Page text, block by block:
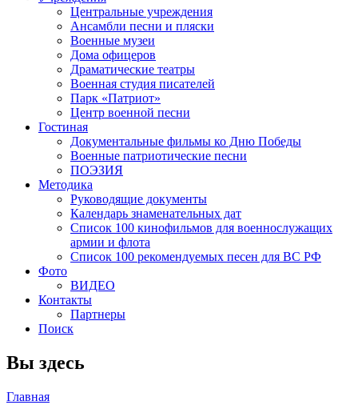
Центральные учреждения
Ансамбли песни и пляски
Военные музеи
Дома офицеров
Драматические театры
Военная студия писателей
Парк «Патриот»
Центр военной песни
Гостиная
Документальные фильмы ко Дню Победы
Военные патриотические песни
ПОЭЗИЯ
Методика
Руководящие документы
Календарь знаменательных дат
Список 100 кинофильмов для военнослужащих
армии и флота
Список 100 рекомендуемых песен для ВС РФ
Фото
ВИДЕО
Контакты
Партнеры
Поиск
Вы здесь
Главная